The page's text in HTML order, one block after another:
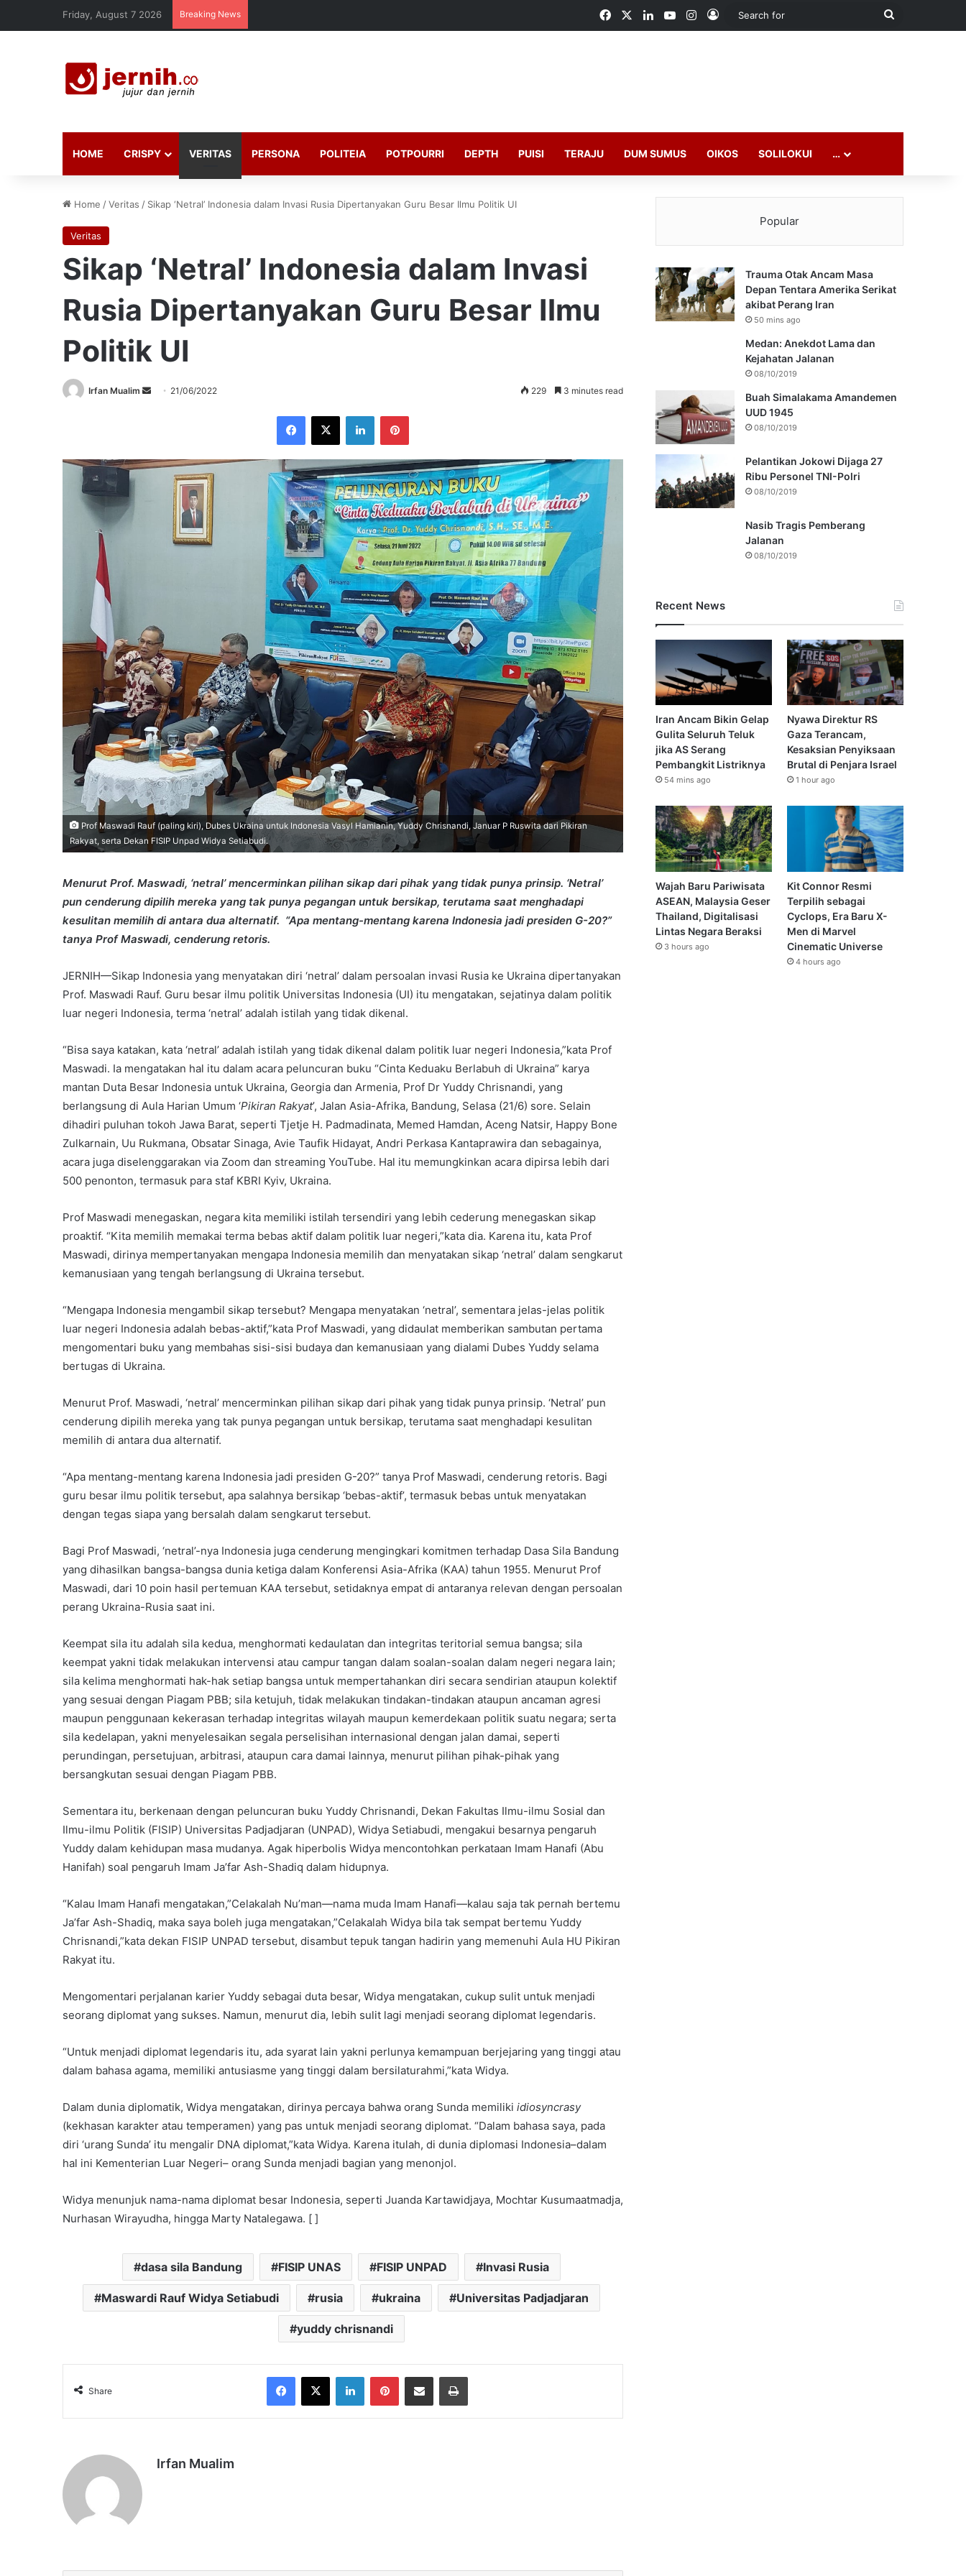
Friday, August 7 2026 Breaking News FacebookLinkedInYouTubeInstagram
Log In
Search
HOME CRISPY VERITAS PERSONA POLITEIA POTPOURRI DEPTH PUISI TERAJU DUM SUMUS OIKOS SOLILOKUI …
Home /Veritas / Sikap ‘Netral’ Indonesia dalam Invasi Rusia Dipertanyakan Guru Besar Ilmu Politik UI
Veritas
Sikap ‘Netral’ Indonesia dalam Invasi
Rusia Dipertanyakan Guru Besar Ilmu
Politik UI
Irfan Mualim
Send 21/06/2022 229 3 minutes read
Facebook
X LinkedInPinterest
Prof Maswadi Rauf (paling kiri), Dubes Ukraina untuk Indonesia Vasyl Hamianin, Yuddy Chrisnandi, Januar P Ruswita dari Pikiran
Rakyat, serta Dekan FISIP Unpad Widya Setiabudi.
Menurut Prof. Maswadi, ‘netral’ mencerminkan pilihan sikap dari pihak yang tidak punya prinsip. ‘Netral’
pun cenderung dipilih mereka yang tak punya pegangan untuk bersikap, terutama saat menghadapi
kesulitan memilih di antara dua alternatif. “Apa mentang-mentang karena Indonesia jadi presiden G-20?”
tanya Prof Maswadi, cenderung retoris.
JERNIH—Sikap Indonesia yang menyatakan diri ‘netral’ dalam persoalan invasi Rusia ke Ukraina dipertanyakan
Prof. Maswadi Rauf. Guru besar ilmu politik Universitas Indonesia (UI) itu mengatakan, sejatinya dalam politik
luar negeri Indonesia, terma ‘netral’ adalah istilah yang tidak dikenal.
“Bisa saya katakan, kata ‘netral’ adalah istilah yang tidak dikenal dalam politik luar negeri Indonesia,”kata Prof
Maswadi. Ia mengatakan hal itu dalam acara peluncuran buku “Cinta Keduaku Berlabuh di Ukraina” karya
mantan Duta Besar Indonesia untuk Ukraina, Georgia dan Armenia, Prof Dr Yuddy Chrisnandi, yang
berlangsung di Aula Harian Umum ‘Pikiran Rakyat’, Jalan Asia-Afrika, Bandung, Selasa (21/6) sore. Selain
dihadiri puluhan tokoh Jawa Barat, seperti Tjetje H. Padmadinata, Memed Hamdan, Aceng Natsir, Happy Bone
Zulkarnain, Uu Rukmana, Obsatar Sinaga, Avie Taufik Hidayat, Andri Perkasa Kantaprawira dan sebagainya,
acara juga diselenggarakan via Zoom dan streaming YouTube. Hal itu memungkinkan acara dipirsa lebih dari
500 penonton, termasuk para staf KBRI Kyiv, Ukraina.
Prof Maswadi menegaskan, negara kita memiliki istilah tersendiri yang lebih cederung menegaskan sikap
proaktif. “Kita memilih memakai terma bebas aktif dalam politik luar negeri,”kata dia. Karena itu, kata Prof
Maswadi, dirinya mempertanyakan mengapa Indonesia memilih dan menyatakan sikap ‘netral’ dalam sengkarut
kemanusiaan yang tengah berlangsung di Ukraina tersebut.
“Mengapa Indonesia mengambil sikap tersebut? Mengapa menyatakan ‘netral’, sementara jelas-jelas politik
luar negeri Indonesia adalah bebas-aktif,”kata Prof Maswadi, yang didaulat memberikan sambutan pertama
mengomentari buku yang membahas sisi-sisi budaya dan kemanusiaan yang dialami Dubes Yuddy selama
bertugas di Ukraina.
Menurut Prof. Maswadi, ‘netral’ mencerminkan pilihan sikap dari pihak yang tidak punya prinsip. ‘Netral’ pun
cenderung dipilih mereka yang tak punya pegangan untuk bersikap, terutama saat menghadapi kesulitan
memilih di antara dua alternatif.
“Apa mentang-mentang karena Indonesia jadi presiden G-20?” tanya Prof Maswadi, cenderung retoris. Bagi
guru besar ilmu politik tersebut, apa salahnya bersikap ‘bebas-aktif’, termasuk bebas untuk menyatakan
dengan tegas siapa yang bersalah dalam sengkarut tersebut.
Bagi Prof Maswadi, ‘netral’-nya Indonesia juga cenderung mengingkari komitmen terhadap Dasa Sila Bandung
yang dihasilkan bangsa-bangsa dunia ketiga dalam Konferensi Asia-Afrika (KAA) tahun 1955. Menurut Prof
Maswadi, dari 10 poin hasil pertemuan KAA tersebut, setidaknya empat di antaranya relevan dengan persoalan
perang Ukraina-Rusia saat ini.
Keempat sila itu adalah sila kedua, menghormati kedaulatan dan integritas teritorial semua bangsa; sila
keempat yakni tidak melakukan intervensi atau campur tangan dalam soalan-soalan dalam negeri negara lain;
sila kelima menghormati hak-hak setiap bangsa untuk mempertahankan diri secara sendirian ataupun kolektif
yang sesuai dengan Piagam PBB; sila ketujuh, tidak melakukan tindakan-tindakan ataupun ancaman agresi
maupun penggunaan kekerasan terhadap integritas wilayah maupun kemerdekaan politik suatu negara; serta
sila kedelapan, yakni menyelesaikan segala perselisihan internasional dengan jalan damai, seperti
perundingan, persetujuan, arbitrasi, ataupun cara damai lainnya, menurut pilihan pihak-pihak yang
bersangkutan sesuai dengan Piagam PBB.
Sementara itu, berkenaan dengan peluncuran buku Yuddy Chrisnandi, Dekan Fakultas Ilmu-ilmu Sosial dan
Ilmu-ilmu Politik (FISIP) Universitas Padjadjaran (UNPAD), Widya Setiabudi, mengakui besarnya pengaruh
Yuddy dalam kehidupan masa mudanya. Agak hiperbolis Widya mencontohkan perkataan Imam Hanafi (Abu
Hanifah) soal pengaruh Imam Ja’far Ash-Shadiq dalam hidupnya.
“Kalau Imam Hanafi mengatakan,”Celakalah Nu’man—nama muda Imam Hanafi—kalau saja tak pernah bertemu
Ja’far Ash-Shadiq, maka saya boleh juga mengatakan,”Celakalah Widya bila tak sempat bertemu Yuddy
Chrisnandi,”kata dekan FISIP UNPAD tersebut, disambut tepuk tangan hadirin yang memenuhi Aula HU Pikiran
Rakyat itu.
Mengomentari perjalanan karier Yuddy sebagai duta besar, Widya mengatakan, cukup sulit untuk menjadi
seorang diplomat yang sukses. Namun, menurut dia, lebih sulit lagi menjadi seorang diplomat legendaris.
“Untuk menjadi diplomat legendaris itu, ada syarat lain yakni perlunya kemampuan berjejaring yang tinggi atau
dalam bahasa agama, memiliki antusiasme yang tinggi dalam bersilaturahmi,”kata Widya.
Dalam dunia diplomatik, Widya mengatakan, dirinya percaya bahwa orang Sunda memiliki idiosyncrasy
(kekhasan karakter atau temperamen) yang pas untuk menjadi seorang diplomat. “Dalam bahasa saya, pada
diri ‘urang Sunda’ itu mengalir DNA diplomat,”kata Widya. Karena itulah, di dunia diplomasi Indonesia–dalam
hal ini Kementerian Luar Negeri– orang Sunda menjadi bagian yang menonjol.
Widya menunjuk nama-nama diplomat besar Indonesia, seperti Juanda Kartawidjaya, Mochtar Kusumaatmadja,
Nurhasan Wirayudha, hingga Marty Natalegawa. [ ]
dasa sila Bandung FISIP UNAS FISIP UNPAD Invasi Rusia
Maswardi Rauf Widya Setiabudi rusia ukraina Universitas Padjadjaran
yuddy chrisnandi
Share
Facebook
X LinkedInPinterestShare via Email Print
Irfan Mualim
Popular
Trauma Otak Ancam Masa
Depan Tentara Amerika Serikat
akibat Perang Iran
50 mins ago
Medan: Anekdot Lama dan
Kejahatan Jalanan
08/10/2019
Buah Simalakama Amandemen
UUD 1945
08/10/2019
Pelantikan Jokowi Dijaga 27
Ribu Personel TNI-Polri
08/10/2019
Nasib Tragis Pemberang
Jalanan
08/10/2019
Recent News
Iran Ancam Bikin Gelap
Gulita Seluruh Teluk
jika AS Serang
Pembangkit Listriknya
54 mins ago
Nyawa Direktur RS
Gaza Terancam,
Kesaksian Penyiksaan
Brutal di Penjara Israel
1 hour ago
Wajah Baru Pariwisata
ASEAN, Malaysia Geser
Thailand, Digitalisasi
Lintas Negara Beraksi
3 hours ago
Kit Connor Resmi
Terpilih sebagai
Cyclops, Era Baru X-
Men di Marvel
Cinematic Universe
4 hours ago